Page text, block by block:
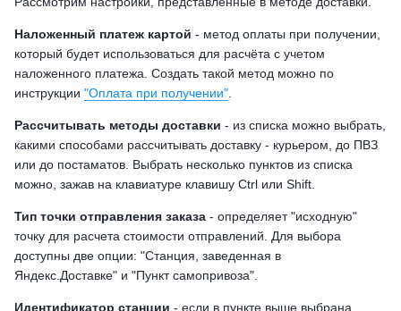
Наложенный платеж картой - метод оплаты при получении,
который будет использоваться для расчёта с учетом
наложенного платежа. Создать такой метод можно по
инструкции "Оплата при получении"
Рассчитывать методы доставки - из списка можно выбрать,
какими способами рассчитывать доставку - курьером, до ПВЗ
или до постаматов. Выбрать несколько пунктов из списка
можно, зажав на клавиатуре клавишу Ctrl или Shift.
Тип точки отправления заказа - определяет "исходную"
точку для расчета стоимости отправлений. Для выбора
доступны две опции: "Станция, заведенная в
Яндекс.Доставке" и "Пункт самопривоза".
Идентификатор станции - если в пункте выше выбрана